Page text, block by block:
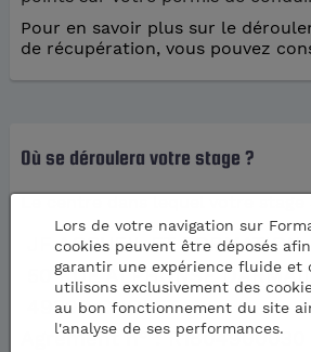
Pour en savoir plus sur le
de récupération, vous pouvez
Où se déroulera votre stage ?
JF ACCUEIL ET FORMATION
50 RUE ALPHONSE
49300 CHOLET
Agrément n° : R1804900030
Lors de votre navigation sur
cookies peuvent être déposés
garantir une expérience fluide et
utilisons exclusivement des
au bon fonctionnement du site
l'analyse de ses performances.